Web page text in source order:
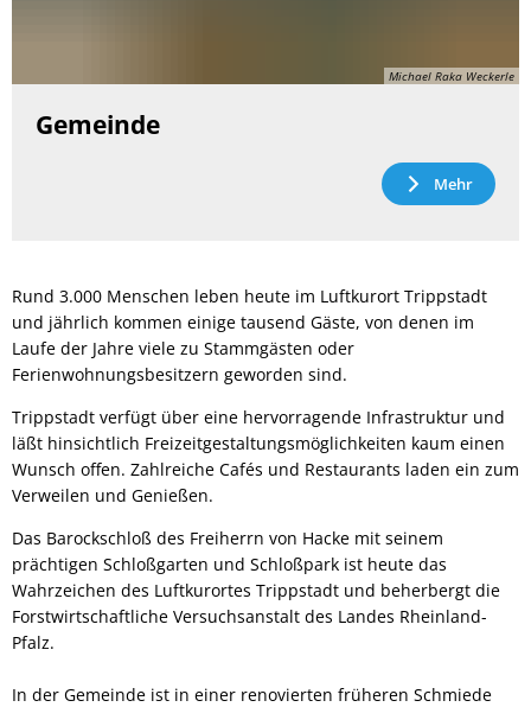
Michael Raka Weckerle
Gemeinde
Mehr
Rund 3.000 Menschen leben heute im Luftkurort Trippstadt
und jährlich kommen einige tausend Gäste, von denen im
Laufe der Jahre viele zu Stammgästen oder
Ferienwohnungsbesitzern geworden sind.
Trippstadt verfügt über eine hervorragende Infrastruktur und
läßt hinsichtlich Freizeitgestaltungsmöglichkeiten kaum einen
Wunsch offen. Zahlreiche Cafés und Restaurants laden ein zum
Verweilen und Genießen.
Das Barockschloß des Freiherrn von Hacke mit seinem
prächtigen Schloßgarten und Schloßpark ist heute das
Wahrzeichen des Luftkurortes Trippstadt und beherbergt die
Forstwirtschaftliche Versuchsanstalt des Landes Rheinland-
Pfalz.
In der Gemeinde ist in einer renovierten früheren Schmiede